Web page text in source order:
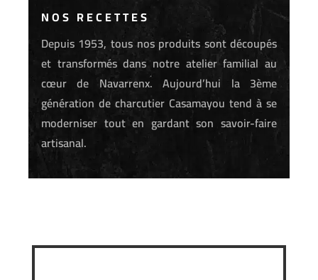
NOS RECETTES
Depuis 1953, tous nos produits sont découpés
et transformés dans notre atelier familial au
cœur de Navarrenx. Aujourd’hui la 3ème
génération de charcutier Casamayou tend à se
moderniser tout en gardant son savoir-faire
artisanal.